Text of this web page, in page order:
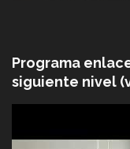
Programa
siguiente nivel